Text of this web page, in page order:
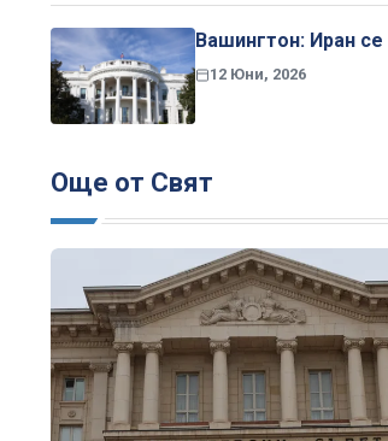
Вашингтон: Иран
12 Юни, 2026
Още от Свят